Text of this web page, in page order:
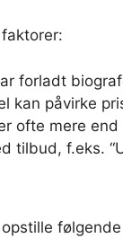
forladt
kan påvirke
ofte mere end
tilbud, f.eks.